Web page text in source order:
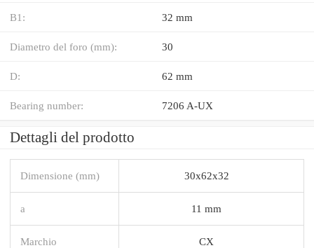
B1: 32 mm
Diametro del foro (mm): 30
D: 62 mm
Bearing number: 7206 A-UX
Dettagli del prodotto
Dimensione (mm) 30x62x32
a 11 mm
Marchio CX